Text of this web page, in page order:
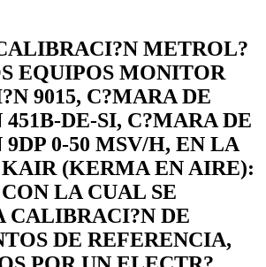
METROL?
EQUIPOS MONITOR
9015, C?MARA DE
DE-SI, C?MARA DE
0-50 MSV/H, EN LA
(KERMA EN AIRE):
LA CUAL SE
CALIBRACI?N DE
DE REFERENCIA,